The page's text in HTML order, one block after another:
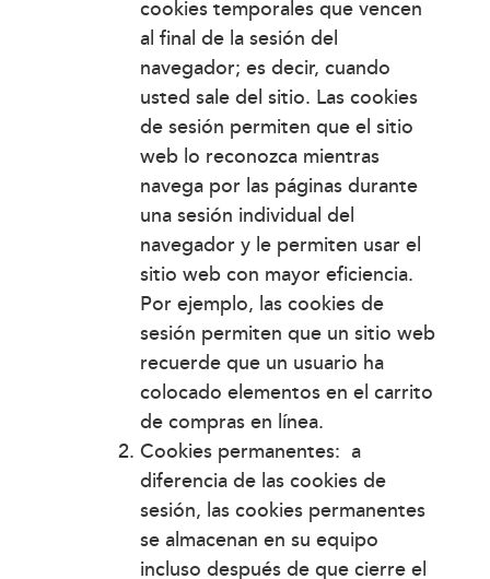
cookies temporales que vencen
al final de la sesión del
navegador; es decir, cuando
usted sale del sitio. Las cookies
de sesión permiten que el sitio
web lo reconozca mientras
navega por las páginas durante
una sesión individual del
navegador y le permiten usar el
sitio web con mayor eficiencia.
Por ejemplo, las cookies de
sesión permiten que un sitio web
recuerde que un usuario ha
colocado elementos en el carrito
de compras en línea.
Cookies permanentes: a
diferencia de las cookies de
sesión, las cookies permanentes
se almacenan en su equipo
incluso después de que cierre el